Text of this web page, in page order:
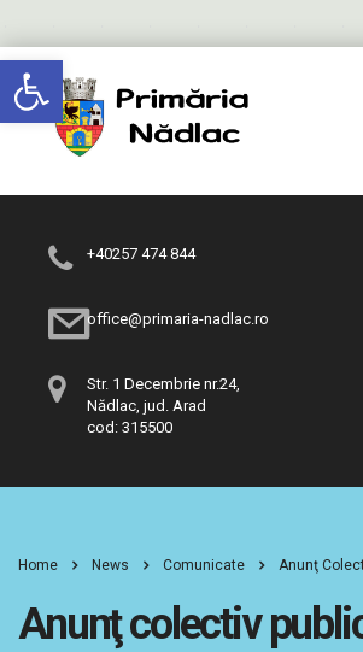
Deschide bara de unelte
+40257 474 844
office@primaria-nadlac.ro
Str. 1 Decembrie nr.24,
Nădlac, jud. Arad
cod: 315500
Home News Comunicate Anunţ
Anunţ colectiv